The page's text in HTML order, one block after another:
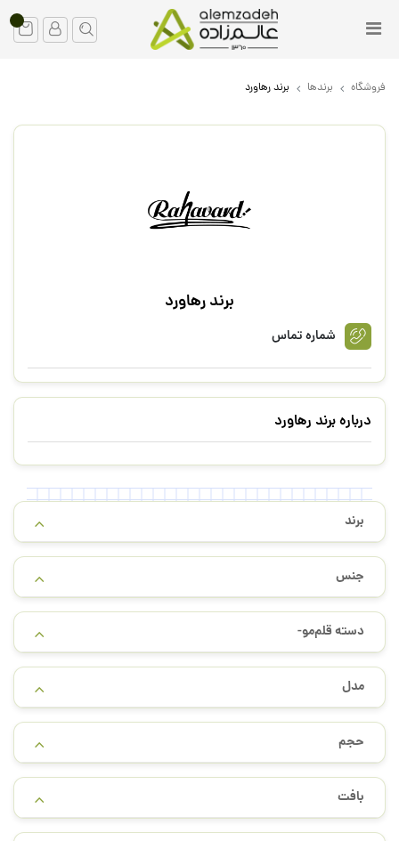
فروشگاه برندها برند رهاورد
برند رهاورد
شماره تماس
درباره برند رهاورد
برند
جنس
دسته قلم‌مو-
مدل
حجم
بافت